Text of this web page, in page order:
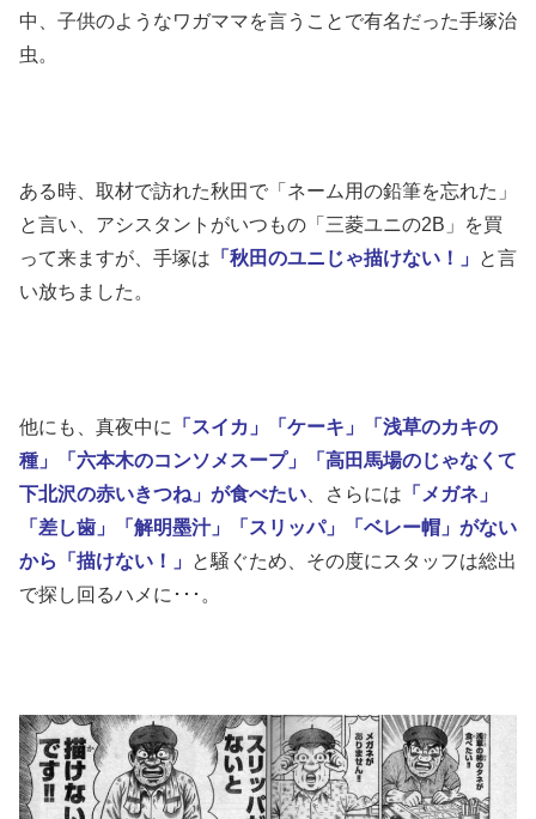
中、子供のようなワガママを言うことで有名だった手塚治
虫。
ある時、取材で訪れた秋田で「ネーム用の鉛筆を忘れた」
と言い、アシスタントがいつもの「三菱ユニの2B」を買
って来ますが、手塚は 「秋田のユニじゃ描けない！」
と言
い放ちました。
他にも、真夜中に
「スイカ」「ケーキ」「浅草のカキの
種」「六本木のコンソメスープ」「高田馬場のじゃなくて
下北沢の赤いきつね」 が食べたい 、さらには 「メガネ」
「差し歯」「解明墨汁」「スリッパ」「ベレー帽」がない
から「描けない！」
と騒ぐため、その度にスタッフは総出
で探し回るハメに･･･。